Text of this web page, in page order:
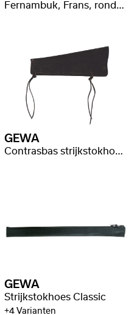
Fernambuk, Frans, ronde stang
GEWA
Contrasbas strijkstokhouder echt leer, zwart
GEWA
Strijkstokhoes Classic
+4 Varianten